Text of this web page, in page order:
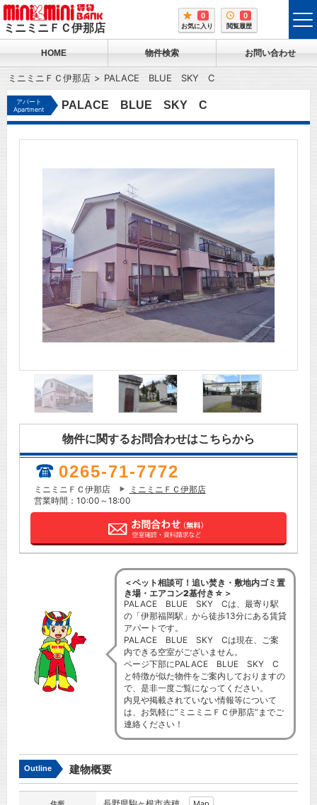
ミニミニＦＣ伊那店
0
お気に入り
0
閲覧履歴
HOME 物件検索 お問い合わせ
ミニミニＦＣ伊那店 PALACE BLUE SKY C
アパート
Apartment
PALACE BLUE SKY C
物件に関するお問合わせはこちらから
0265-71-7772
ミニミニＦＣ伊那店
ミニミニＦＣ伊那店
営業時間：10:00～18:00
＜ペット相談可！追い焚き・敷地内ゴミ置
き場・エアコン2基付き☆＞
PALACE BLUE SKY Cは、最寄り駅
の「伊那福岡駅」から徒歩13分にある賃貸
アパートです。
PALACE BLUE SKY Cは現在、ご案
内できる空室がございません。
ページ下部にPALACE BLUE SKY C
と特徴が似た物件をご案内しておりますの
で、是非一度ご覧になってください。
内見や掲載されていない情報等について
は、お気軽に”ミニミニＦＣ伊那店”までご
連絡ください！
Outline 建物概要